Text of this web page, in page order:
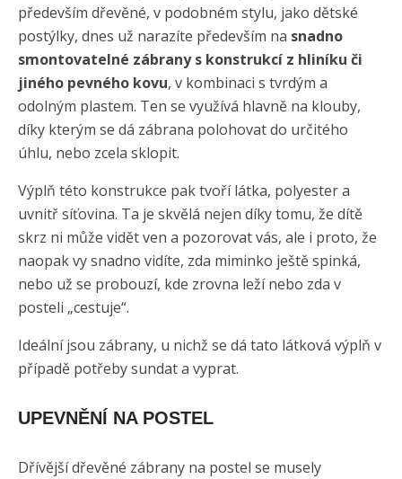
především dřevěné, v podobném stylu, jako dětské
postýlky, dnes už narazíte především na snadno
smontovatelné zábrany s konstrukcí z hliníku či
jiného pevného kovu, v kombinaci s tvrdým a
odolným plastem. Ten se využívá hlavně na klouby,
díky kterým se dá zábrana polohovat do určitého
úhlu, nebo zcela sklopit.
Výplň této konstrukce pak tvoří látka, polyester a
uvnitř síťovina. Ta je skvělá nejen díky tomu, že dítě
skrz ni může vidět ven a pozorovat vás, ale i proto, že
naopak vy snadno vidíte, zda miminko ještě spinká,
nebo už se probouzí, kde zrovna leží nebo zda v
posteli „cestuje“.
Ideální jsou zábrany, u nichž se dá tato látková výplň v
případě potřeby sundat a vyprat.
UPEVNĚNÍ NA POSTEL
Dřívější dřevěné zábrany na postel se musely